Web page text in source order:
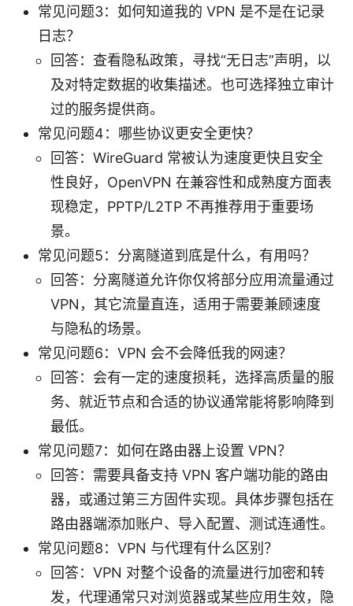
常见问题3：如何知道我的 VPN 是不是在记录
日志？
回答：查看隐私政策，寻找“无日志”声明，以
及对特定数据的收集描述。也可选择独立审计
过的服务提供商。
常见问题4：哪些协议更安全更快？
回答：WireGuard 常被认为速度更快且安全
性良好，OpenVPN 在兼容性和成熟度方面表
现稳定，PPTP/L2TP 不再推荐用于重要场
景。
常见问题5：分离隧道到底是什么，有用吗？
回答：分离隧道允许你仅将部分应用流量通过
VPN，其它流量直连，适用于需要兼顾速度
与隐私的场景。
常见问题6：VPN 会不会降低我的网速？
回答：会有一定的速度损耗，选择高质量的服
务、就近节点和合适的协议通常能将影响降到
最低。
常见问题7：如何在路由器上设置 VPN？
回答：需要具备支持 VPN 客户端功能的路由
器，或通过第三方固件实现。具体步骤包括在
路由器端添加账户、导入配置、测试连通性。
常见问题8：VPN 与代理有什么区别？
回答：VPN 对整个设备的流量进行加密和转
发，代理通常只对浏览器或某些应用生效，隐